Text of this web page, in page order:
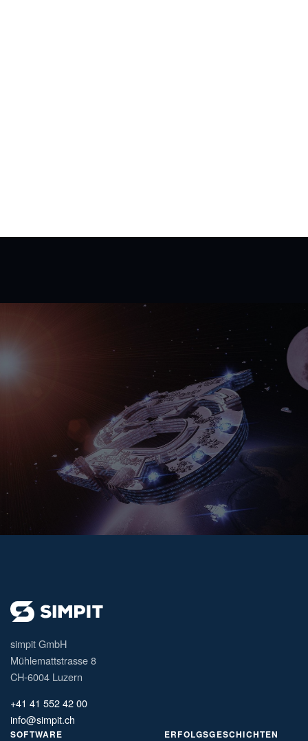
simpit GmbH
Mühlemattstrasse 8
CH-6004 Luzern
+41 41 552 42 00
info@simpit.ch
SOFTWARE ERFOLGSGESCHICHTEN